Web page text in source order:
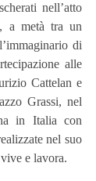
nell’atto
a metà tra un
di
alle
Cattelan e
Grassi, nel
in Italia con
nel suo
e lavora.